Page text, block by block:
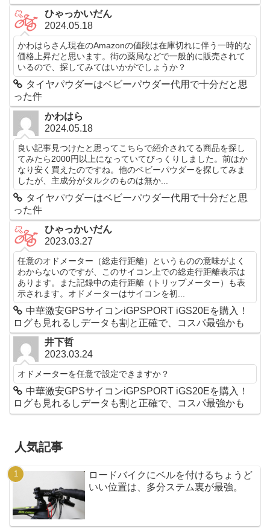
ひゃっかいだん
2024.05.18
かわはらさん現在のAmazonの値段は在庫切れに伴う一時的な
価格上昇だと思います。街の薬局などで一般的に販売されて
いるので、探してみてはいかがでしょうか？
タイヤパウダーはベビーパウダー代用で十分だと思
った件
かわはら
2024.05.18
良い記事見つけたと思ってこちらで紹介されてる商品を探し
てみたら2000円以上になっていてびっくりしました。前はか
なり安く買えたのですね。他のベビーパウダーを探してみま
したが、主成分がタルクのものは無か...
タイヤパウダーはベビーパウダー代用で十分だと思
った件
ひゃっかいだん
2023.03.27
任意のオドメーター（総走行距離）というものの意味がよく
わからないのですが、このサイコン上での総走行距離表示は
あります。また記録中の走行距離（トリップメーター）も表
示されます。オドメーターはサイコンを初...
中華激安GPSサイコンiGPSPORT iGS20Eを購入！
ログも見れるしデータも割と正確で、コスパ最強かも
井下哲
2023.03.24
オドメーターを任意で設定できますか？
中華激安GPSサイコンiGPSPORT iGS20Eを購入！
ログも見れるしデータも割と正確で、コスパ最強かも
人気記事
ロードバイクにベルを付けるちょうど
いい位置は、多分ステム裏が最強。